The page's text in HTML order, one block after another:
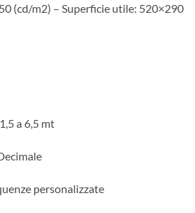
(cd/m2) – Superficie utile: 520×290
a 6,5 mt
personalizzate